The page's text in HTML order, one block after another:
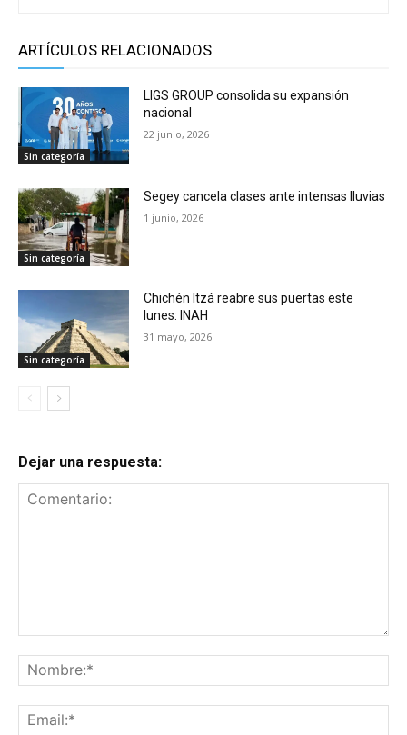
ARTÍCULOS RELACIONADOS
Sin categoría
LIGS GROUP consolida su expansión
nacional
22 junio, 2026
Sin categoría
Segey cancela clases ante intensas lluvias
1 junio, 2026
Sin categoría
Chichén Itzá reabre sus puertas este
lunes: INAH
31 mayo, 2026
Dejar una respuesta: